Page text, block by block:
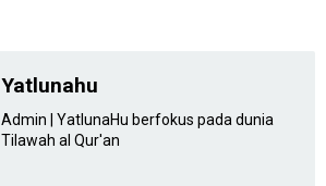
Yatlunahu
Admin | YatlunaHu berfokus pada dunia
Tilawah al Qur'an